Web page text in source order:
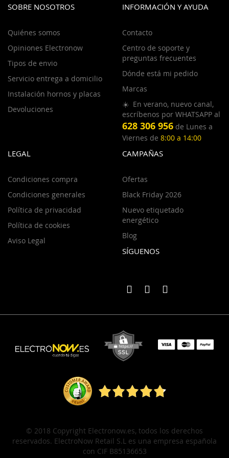
SOBRE NOSOTROS
Quiénes somos
Opiniones Electronow
Tipos de envio
Servicio entrega a domicilio
Instalación hornos y placas
Devoluciones
INFORMACIÓN Y AYUDA
Contacto
Centro de soporte y
preguntas frecuentes
Dónde está mi pedido
Marcas
☀️ En verano, nuevo canal,
escríbenos por WHATSAPP al
628 306 956 de Lunes a
Viernes de 8:00 a 14:00
LEGAL
Condiciones compra
Condiciones generales
Política de privacidad
Política de cookies
Aviso Legal
CAMPAÑAS
Ofertas
Black Friday 2026
Nuevo etiquetado
energético
Blog
SÍGUENOS
© 2018 Copyright Electronow.es, todos los derechos
reservados. ElectroNow Retail S.L es una empresa española
con CIF B85136653